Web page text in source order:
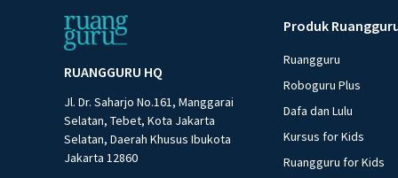
RUANGGURU HQ
Jl. Dr. Saharjo No.161, Manggarai
Selatan, Tebet, Kota Jakarta
Selatan, Daerah Khusus Ibukota
Jakarta 12860
Produk
Ruangguru
Roboguru Plus
Dafa dan Lulu
Kursus for Kids
Ruangguru for Kids